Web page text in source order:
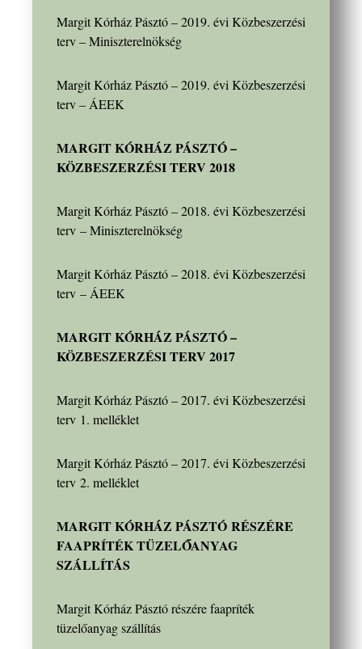
Margit Kórház Pásztó – 2019. évi Közbeszerzési
terv – Miniszterelnökség
Margit Kórház Pásztó – 2019. évi Közbeszerzési
terv – ÁEEK
MARGIT KÓRHÁZ PÁSZTÓ –
KÖZBESZERZÉSI TERV 2018
Margit Kórház Pásztó – 2018. évi Közbeszerzési
terv – Miniszterelnökség
Margit Kórház Pásztó – 2018. évi Közbeszerzési
terv – ÁEEK
MARGIT KÓRHÁZ PÁSZTÓ –
KÖZBESZERZÉSI TERV 2017
Margit Kórház Pásztó – 2017. évi Közbeszerzési
terv 1. melléklet
Margit Kórház Pásztó – 2017. évi Közbeszerzési
terv 2. melléklet
MARGIT KÓRHÁZ PÁSZTÓ RÉSZÉRE
FAAPRÍTÉK TÜZELŐANYAG
SZÁLLÍTÁS
Margit Kórház Pásztó részére faapríték
tüzelőanyag szállítás